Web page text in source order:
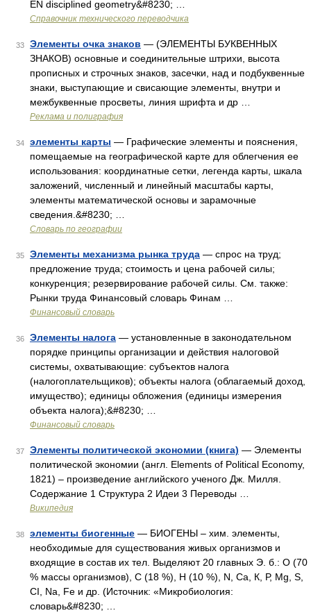
EN disciplined geometry&#8230; …
Справочник технического переводчика
33 Элементы очка знаков — (ЭЛЕМЕНТЫ БУКВЕННЫХ
ЗНАКОВ) основные и соединительные штрихи, высота
прописных и строчных знаков, засечки, над и подбуквенные
знаки, выступающие и свисающие элементы, внутри и
межбуквенные просветы, линия шрифта и др …
Реклама и полиграфия
34 элементы карты — Графические элементы и пояснения,
помещаемые на географической карте для облегчения ее
использования: координатные сетки, легенда карты, шкала
заложений, численный и линейный масштабы карты,
элементы математической основы и зарамочные
сведения.&#8230; …
Словарь по географии
35 Элементы механизма рынка труда — спрос на труд;
предложение труда; стоимость и цена рабочей силы;
конкуренция; резервирование рабочей силы. См. также:
Рынки труда Финансовый словарь Финам …
Финансовый словарь
36 Элементы налога — установленные в законодательном
порядке принципы организации и действия налоговой
системы, охватывающие: субъектов налога
(налогоплательщиков); объекты налога (облагаемый доход,
имущество); единицы обложения (единицы измерения
объекта налога);&#8230; …
Финансовый словарь
37 Элементы политической экономии (книга) — Элементы
политической экономии (англ. Elements of Political Economy,
1821) – произведение английского ученого Дж. Милля.
Содержание 1 Структура 2 Идеи 3 Переводы …
Википедия
38 элементы биогенные — БИОГЕНЫ – хим. элементы,
необходимые для существования живых организмов и
входящие в состав их тел. Выделяют 20 главных Э. б.: О (70
% массы организмов), С (18 %), Н (10 %), N, Са, К, Р, Mg, S,
CI, Na, Fe и др. (Источник: «Микробиология:
словарь&#8230; …